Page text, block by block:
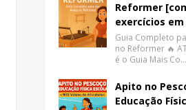
Reformer
exercícios
Guia Completo
no Reformer 🔥
é o Guia Mais Co…
Apito no
Educação